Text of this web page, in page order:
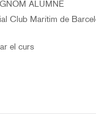
ALUMNE
Club Marítim de
el curs